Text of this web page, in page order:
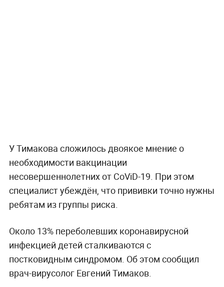
У Тимакова сложилось двоякое мнение о
необходимости вакцинации
несовершеннолетних от CoViD-19. При этом
специалист убеждён, что прививки точно нужны
ребятам из группы риска.
Около 13% переболевших коронавирусной
инфекцией детей сталкиваются с
постковидным синдромом. Об этом сообщил
врач-вирусолог Евгений Тимаков.